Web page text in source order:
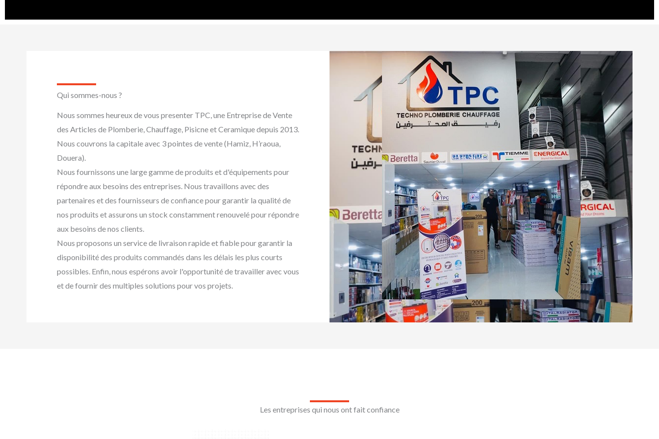
Qui sommes-nous ?
Nous sommes heureux de vous presenter TPC, une Entreprise de Vente
des Articles de Plomberie, Chauffage, Pisicne et Ceramique depuis 2013.
Nous couvrons la capitale avec 3 pointes de vente (Hamiz, H’raoua,
Douera).
Nous fournissons une large gamme de produits et d'équipements pour
répondre aux besoins des entreprises. Nous travaillons avec des
partenaires et des fournisseurs de confiance pour garantir la qualité de
nos produits et assurons un stock constamment renouvelé pour répondre
aux besoins de nos clients.
Nous proposons un service de livraison rapide et fiable pour garantir la
disponibilité des produits commandés dans les délais les plus courts
possibles. Enfin, nous espérons avoir l'opportunité de travailler avec vous
et de fournir des multiples solutions pour vos projets.
Les entreprises qui nous ont fait confiance